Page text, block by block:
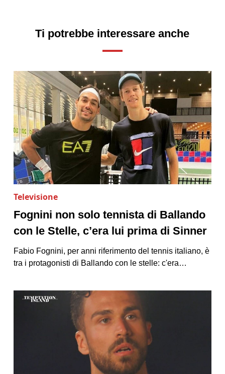
Ti potrebbe interessare anche
Televisione
Fognini non solo tennista di Ballando
con le Stelle, c’era lui prima di Sinner
Fabio Fognini, per anni riferimento del tennis italiano, è
tra i protagonisti di Ballando con le stelle: c'era…